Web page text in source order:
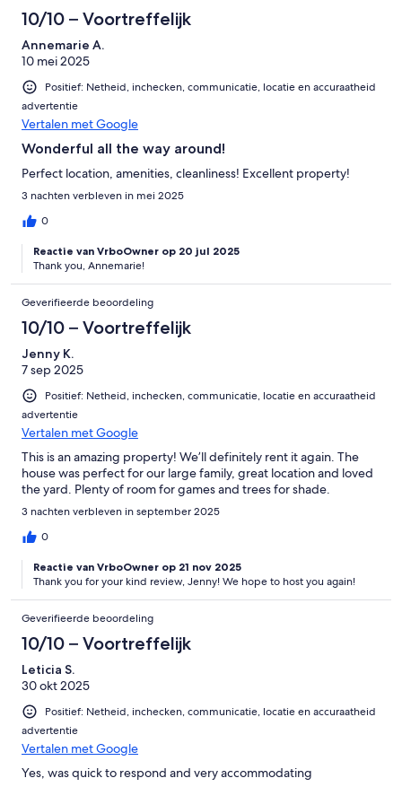
10/10 – Voortreffelijk
Annemarie A.
10 mei 2025
Positief: Netheid, inchecken, communicatie, locatie en accuraatheid
advertentie
Vertalen met Google
Wonderful all the way around!
Perfect location, amenities, cleanliness! Excellent property!
3 nachten verbleven in mei 2025
0
Reactie van VrboOwner op 20 jul 2025
Thank you, Annemarie!
Geverifieerde beoordeling
10/10 – Voortreffelijk
Jenny K.
7 sep 2025
Positief: Netheid, inchecken, communicatie, locatie en accuraatheid
advertentie
Vertalen met Google
This is an amazing property! We’ll definitely rent it again. The
house was perfect for our large family, great location and loved
the yard. Plenty of room for games and trees for shade.
3 nachten verbleven in september 2025
0
Reactie van VrboOwner op 21 nov 2025
Thank you for your kind review, Jenny! We hope to host you again!
Geverifieerde beoordeling
10/10 – Voortreffelijk
Leticia S.
30 okt 2025
Positief: Netheid, inchecken, communicatie, locatie en accuraatheid
advertentie
Vertalen met Google
Yes, was quick to respond and very accommodating